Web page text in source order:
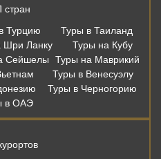
Турцию
Туры в Таиланд
Шри Ланку
Туры на Кубу
Сейшелы
Туры на Маврикий
Туры в Венесуэлу
Туры в Черногорию
в ОАЭ